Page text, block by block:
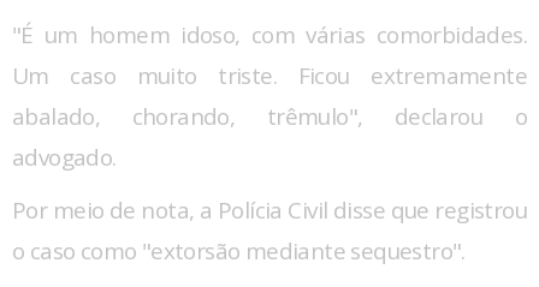
"É um homem idoso, com várias comorbidades.
Um caso muito triste. Ficou extremamente
abalado, chorando, trêmulo", declarou o
advogado.
Por meio de nota, a Polícia Civil disse que registrou
o caso como "extorsão mediante sequestro".